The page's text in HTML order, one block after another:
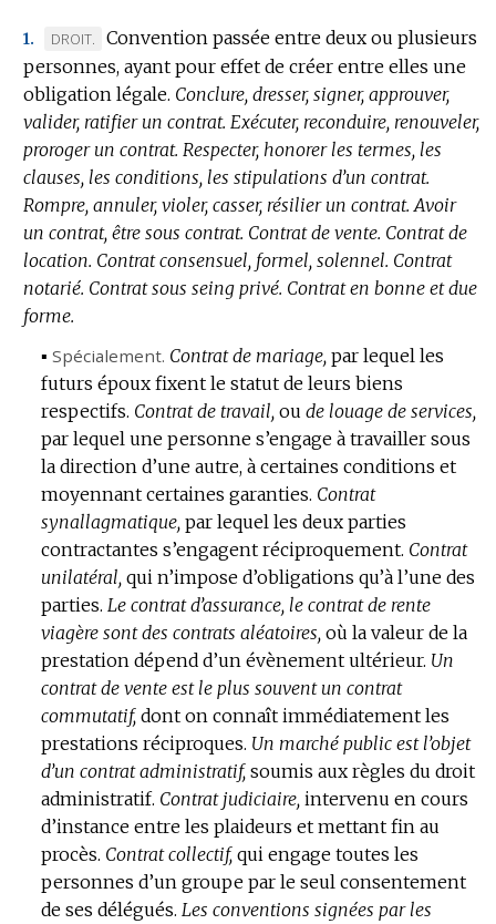
1.
MARQUE
DE
DOMAINE
:
DROIT.
Convention passée entre deux ou plusieurs
personnes, ayant pour effet de créer entre elles une
obligation légale. Conclure, dresser, signer, approuver,
valider, ratifier un contrat. Exécuter, reconduire, renouveler,
proroger un contrat. Respecter, honorer les termes, les
clauses, les conditions, les stipulations d’un contrat.
Rompre, annuler, violer, casser, résilier un contrat. Avoir
un contrat, être sous contrat. Contrat de vente. Contrat de
location. Contrat consensuel, formel, solennel. Contrat
notarié. Contrat sous seing privé. Contrat en bonne et due
forme.
▪ Spécialement. Contrat de mariage, par lequel les
futurs époux fixent le statut de leurs biens
respectifs. Contrat de travail, ou de louage de services,
par lequel une personne s’engage à travailler sous
la direction d’une autre, à certaines conditions et
moyennant certaines garanties. Contrat
synallagmatique, par lequel les deux parties
contractantes s’engagent réciproquement. Contrat
unilatéral, qui n’impose d’obligations qu’à l’une des
parties. Le contrat d’assurance, le contrat de rente
viagère sont des contrats aléatoires, où la valeur de la
prestation dépend d’un évènement ultérieur. Un
contrat de vente est le plus souvent un contrat
commutatif, dont on connaît immédiatement les
prestations réciproques. Un marché public est l’objet
d’un contrat administratif, soumis aux règles du droit
administratif. Contrat judiciaire, intervenu en cours
d’instance entre les plaideurs et mettant fin au
procès. Contrat collectif, qui engage toutes les
personnes d’un groupe par le seul consentement
de ses délégués. Les conventions signées par les